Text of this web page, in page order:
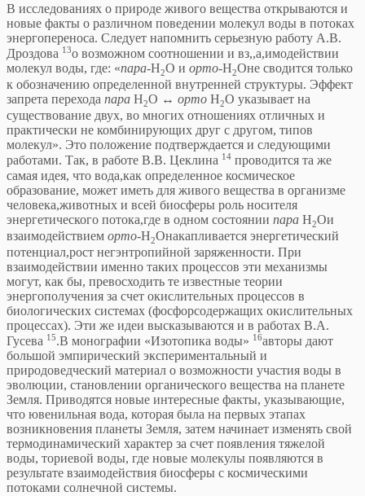
В исследованиях о природе живого вещества открываются и
новые факты о различном поведении молекул воды в потоках
энергопереноса. Следует напомнить серьезную работу А.В.
Дроздова 13о возможном соотношении и вз,,а,имодействии
молекул воды, где: «пара-Н2О и орто-Н2Оне сводится только
к обозначению определенной внутренней структуры. Эффект
запрета перехода пара Н2О ↔ орто Н2О указывает на
существование двух, во многих отношениях отличных и
практически не комбинирующих друг с другом, типов
молекул». Это положение подтверждается и следующими
работами. Так, в работе В.В. Цеклина 14 проводится та же
самая идея, что вода,как определенное космическое
образование, может иметь для живого вещества в организме
человека,животных и всей биосферы роль носителя
энергетического потока,где в одном состоянии пара Н2Ои
взаимодействием орто-Н2Онакапливается энергетический
потенциал,рост негэнтропийной заряженности. При
взаимодействии именно таких процессов эти механизмы
могут, как бы, превосходить те известные теории
энергополучения за счет окислительных процессов в
биологических системах (фосфорсодержащих окислительных
процессах). Эти же идеи высказываются и в работах В.А.
Гусева 15.В монографии «Изотопика воды» 16авторы дают
большой эмпирический экспериментальный и
природоведческий материал о возможности участия воды в
эволюции, становлении органического вещества на планете
Земля. Приводятся новые интересные факты, указывающие,
что ювенильная вода, которая была на первых этапах
возникновения планеты Земля, затем начинает изменять свой
термодинамический характер за счет появления тяжелой
воды, ториевой воды, где новые молекулы появляются в
результате взаимодействия биосферы с космическими
потоками солнечной системы.